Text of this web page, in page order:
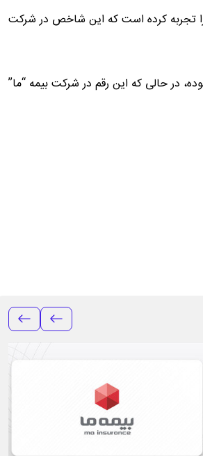
تجربه کرده است که این شاخص در شرکت
تعداد موارد خسارت کل صنعت بیمه در سال ۱۴۰۴ بیش از ۱۶٫۵ درصد بوده، در حالی که این رقم در شرکت بیمه “ما”